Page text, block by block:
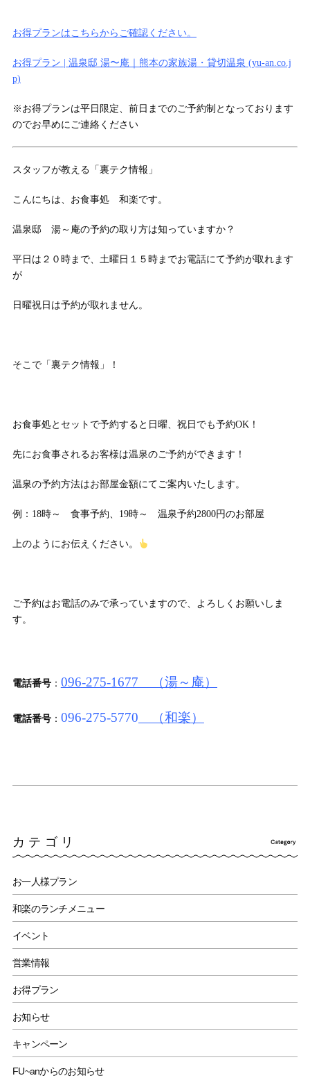
お得プランはこちらからご確認ください。
お得プラン | 温泉邸 湯〜庵｜熊本の家族湯・貸切温泉 (yu-an.co.j
p)
※お得プランは平日限定、前日までのご予約制となっております
のでお早めにご連絡ください
スタッフが教える「裏テク情報」
こんにちは、お食事処 和楽です。
温泉邸 湯～庵の予約の取り方は知っていますか？
平日は２０時まで、土曜日１５時までお電話にて予約が取れます
が
日曜祝日は予約が取れません。
そこで「裏テク情報」！
お食事処とセットで予約すると日曜、祝日でも予約OK！
先にお食事されるお客様は温泉のご予約ができます！
温泉の予約方法はお部屋金額にてご案内いたします。
例：18時～ 食事予約、19時～ 温泉予約2800円のお部屋
上のようにお伝えください。
ご予約はお電話のみで承っていますので、よろしくお願いしま
す。
電話番号： 096-275-1677 （湯～庵）
電話番号： 096-275-5770 （和楽）
カテゴリ
お一人様プラン
和楽のランチメニュー
イベント
営業情報
お得プラン
お知らせ
キャンペーン
FU~anからのお知らせ